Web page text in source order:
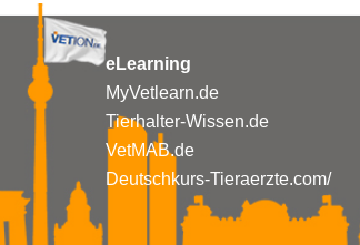
eLearning
MyVetlearn.de
Tierhalter-Wissen.de
VetMAB.de
Deutschkurs-Tieraerzte.com/